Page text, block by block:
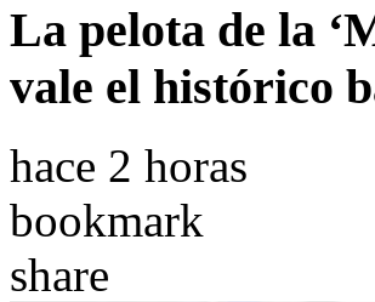
La pelota de la
vale el histórico
hace 2 horas
bookmark
share